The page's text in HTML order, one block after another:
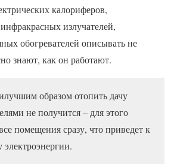
калориферов,
излучателей,
обогревателей описывать не
знают, как он работают.
образом отопить дачу
не получится – для этого
помещения сразу, что приведет к